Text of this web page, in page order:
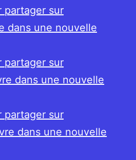
partager sur
dans une nouvelle
partager sur
dans une nouvelle
partager sur
dans une nouvelle